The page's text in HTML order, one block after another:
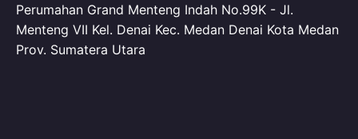
Perumahan Grand Menteng Indah No.99K - Jl.
Menteng VII Kel. Denai Kec. Medan Denai Kota Medan
Prov. Sumatera Utara